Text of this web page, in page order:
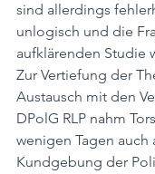
sind allerdings
unlogisch und die
aufklärenden Studie
Zur Vertiefung der
Austausch mit den
DPolG RLP nahm
wenigen Tagen auch
Kundgebung der